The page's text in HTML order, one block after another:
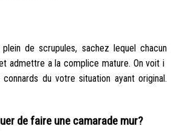
de scrupules, sachez lequel chacun
admettre a la complice mature. On voit i
du votre situation ayant original.
de faire une camarade mur?